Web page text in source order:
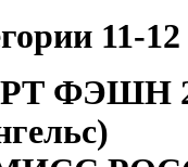
11-
ФЭШН